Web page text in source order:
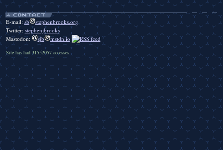
E-mail: sb
stephenbrooks.org
Twitter: stephenjbrooks
Mastodon:
sjb mstdn.io
Site has had 31552057 accesses.